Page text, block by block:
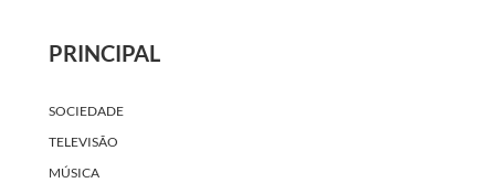
PRINCIPAL
SOCIEDADE
TELEVISÃO
MÚSICA